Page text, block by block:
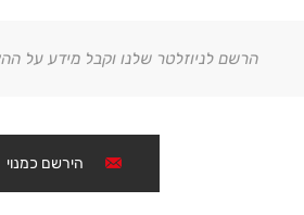
הרשם לניוזלטר שלנו וקבל מידע על
הירשם כמנוי